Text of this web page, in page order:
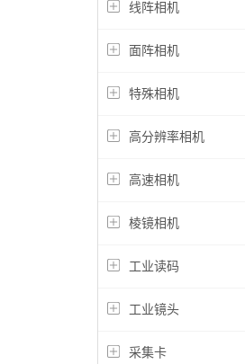
线阵相机
面阵相机
特殊相机
高分辨率相机
高速相机
棱镜相机
工业读码
工业镜头
采集卡